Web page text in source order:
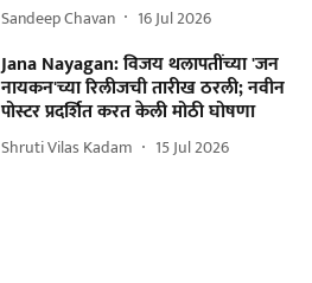
Sandeep Chavan 16 Jul 2026
Jana Nayagan: विजय थलापतींच्या 'जन
नायकन'च्या रिलीजची तारीख ठरली; नवीन
पोस्टर प्रदर्शित करत केली मोठी घोषणा
Shruti Vilas Kadam 15 Jul 2026